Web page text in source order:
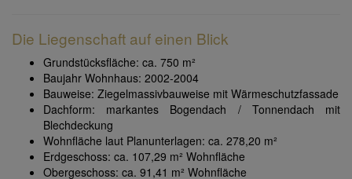
Die Liegenschaft auf einen Blick
Grundstücksfläche: ca. 750 m²
Baujahr Wohnhaus: 2002-2004
Bauweise: Ziegelmassivbauweise mit Wärmeschutzfassade
Dachform: markantes Bogendach / Tonnendach mit
Blechdeckung
Wohnfläche laut Planunterlagen: ca. 278,20 m²
Erdgeschoss: ca. 107,29 m² Wohnfläche
Obergeschoss: ca. 91,41 m² Wohnfläche